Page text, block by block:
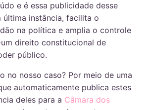
e é essa publicidade desse
última instância, facilita o
na política e amplia o controle
direito constitucional de
público.
no nosso caso? Por meio de uma
automaticamente publica estes
deles para a Câmara dos